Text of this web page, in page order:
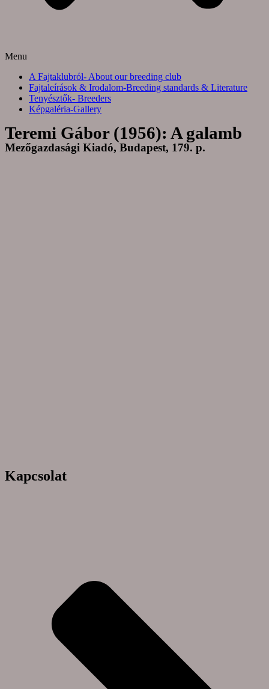
Menu
A Fajtaklubról- About our breeding club
Fajtaleírások & Irodalom-Breeding standards & Literature
Tenyésztők- Breeders
Képgaléria-Gallery
Teremi Gábor (1956): A galamb
Mezőgazdasági Kiadó, Budapest, 179. p.
Kapcsolat